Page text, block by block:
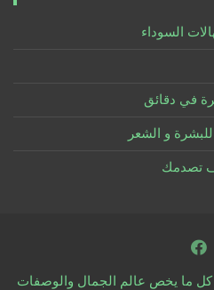
السوداء
في دقائق
و الشعر
ما يخص عالم الجمال والوصفات